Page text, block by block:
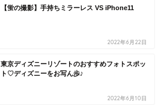
【蛍の撮影】手持ちミラーレス VS iPhone11
2022年6月22日
東京ディズニーリゾートのおすすめフォトスポッ
ト♡ディズニーをお写ん歩♪
2022年6月10日